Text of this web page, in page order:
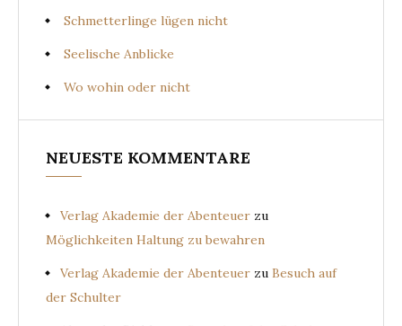
Schmetterlinge lügen nicht
Seelische Anblicke
Wo wohin oder nicht
NEUESTE KOMMENTARE
Verlag Akademie der Abenteuer zu
Möglichkeiten Haltung zu bewahren
Verlag Akademie der Abenteuer zu Besuch auf
der Schulter